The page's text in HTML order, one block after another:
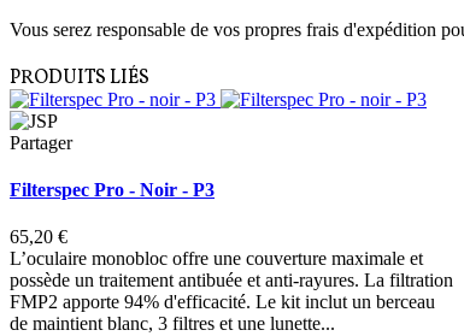
Vous serez responsable de vos propres frais d'expédition
PRODUITS LIÉS
Partager
Filterspec Pro - Noir - P3
65,20 €
L’oculaire monobloc offre une couverture maximale et
possède un traitement antibuée et anti-rayures. La filtration
FMP2 apporte 94% d'efficacité. Le kit inclut un berceau
de maintient blanc, 3 filtres et une lunette...